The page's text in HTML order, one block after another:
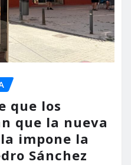
que los
que la nueva
impone la
Sánchez